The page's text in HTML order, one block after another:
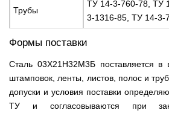
Трубы
ТУ 14-3-760-78, ТУ
3-1316-85, ТУ 14-3-
Формы поставки
Сталь 03Х21Н32М3Б поставляется в
штамповок, ленты, листов, полос и
допуски и условия поставки
ТУ и согласовываются при